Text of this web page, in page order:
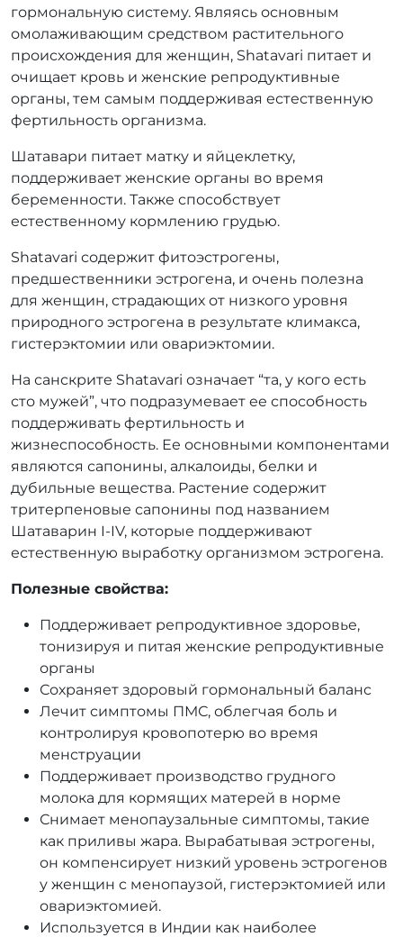
гормональную систему. Являясь основным
омолаживающим средством растительного
происхождения для женщин, Shatavari питает и
очищает кровь и женские репродуктивные
органы, тем самым поддерживая естественную
фертильность организма.
Шатавари питает матку и яйцеклетку,
поддерживает женские органы во время
беременности. Также способствует
естественному кормлению грудью.
Shatavari содержит фитоэстрогены,
предшественники эстрогена, и очень полезна
для женщин, страдающих от низкого уровня
природного эстрогена в результате климакса,
гистерэктомии или овариэктомии.
На санскрите Shatavari означает “та, у кого есть
сто мужей”, что подразумевает ее способность
поддерживать фертильность и
жизнеспособность. Ее основными компонентами
являются сапонины, алкалоиды, белки и
дубильные вещества. Растение содержит
тритерпеновые сапонины под названием
Шатаварин I-IV, которые поддерживают
естественную выработку организмом эстрогена.
Полезные свойства:
Поддерживает репродуктивное здоровье,
тонизируя и питая женские репродуктивные
органы
Сохраняет здоровый гормональный баланс
Лечит симптомы ПМС, облегчая боль и
контролируя кровопотерю во время
менструации
Поддерживает производство грудного
молока для кормящих матерей в норме
Снимает менопаузальные симптомы, такие
как приливы жара. Вырабатывая эстрогены,
он компенсирует низкий уровень эстрогенов
у женщин с менопаузой, гистерэктомией или
овариэктомией.
Используется в Индии как наиболее